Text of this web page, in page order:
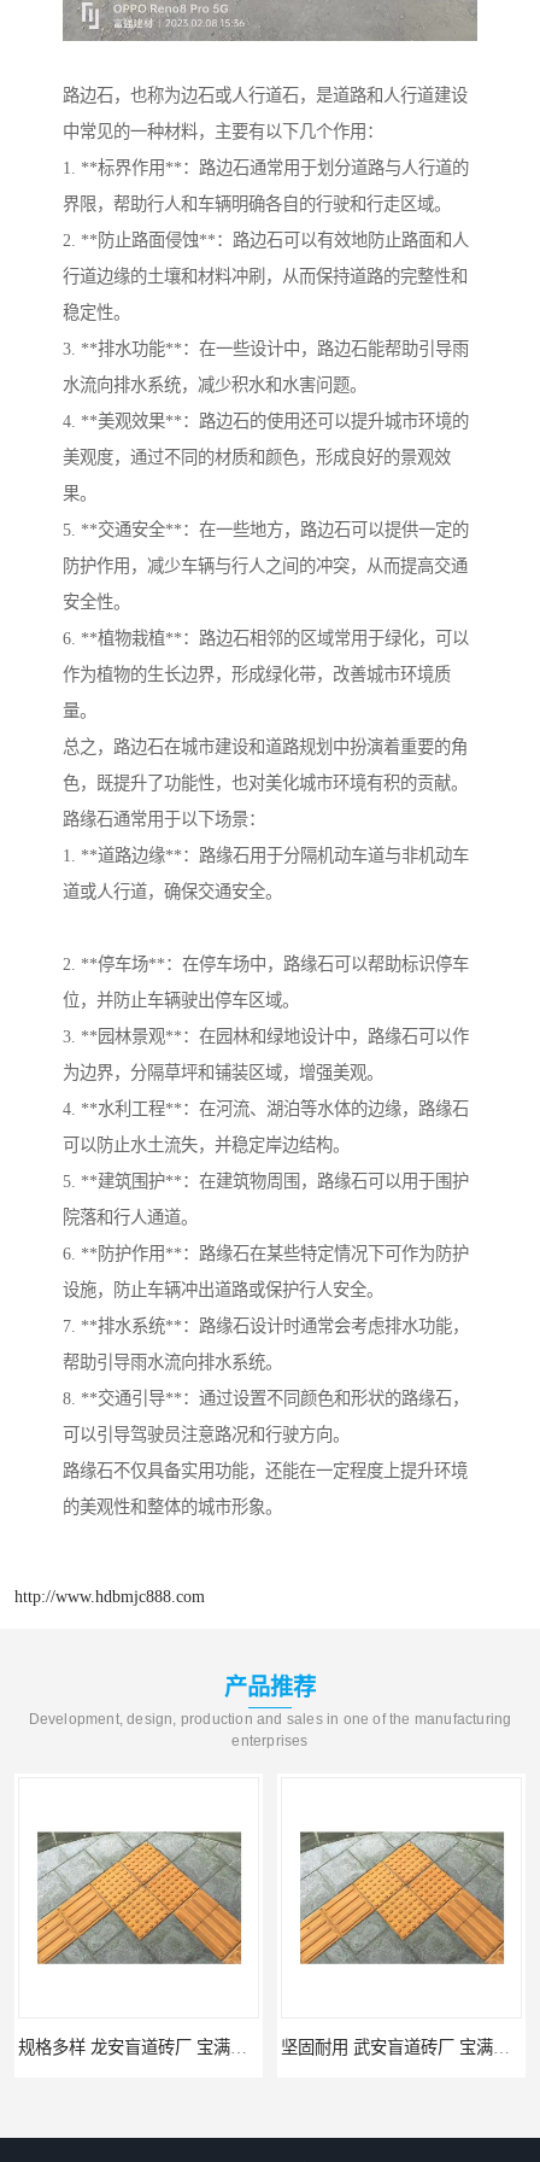
路边石，也称为边石或人行道石，是道路和人行道建设
中常见的一种材料，主要有以下几个作用：
1. **标界作用**：路边石通常用于划分道路与人行道的
界限，帮助行人和车辆明确各自的行驶和行走区域。
2. **防止路面侵蚀**：路边石可以有效地防止路面和人
行道边缘的土壤和材料冲刷，从而保持道路的完整性和
稳定性。
3. **排水功能**：在一些设计中，路边石能帮助引导雨
水流向排水系统，减少积水和水害问题。
4. **美观效果**：路边石的使用还可以提升城市环境的
美观度，通过不同的材质和颜色，形成良好的景观效
果。
5. **交通安全**：在一些地方，路边石可以提供一定的
防护作用，减少车辆与行人之间的冲突，从而提高交通
安全性。
6. **植物栽植**：路边石相邻的区域常用于绿化，可以
作为植物的生长边界，形成绿化带，改善城市环境质
量。
总之，路边石在城市建设和道路规划中扮演着重要的角
色，既提升了功能性，也对美化城市环境有积的贡献。
路缘石通常用于以下场景：
1. **道路边缘**：路缘石用于分隔机动车道与非机动车
道或人行道，确保交通安全。
2. **停车场**：在停车场中，路缘石可以帮助标识停车
位，并防止车辆驶出停车区域。
3. **园林景观**：在园林和绿地设计中，路缘石可以作
为边界，分隔草坪和铺装区域，增强美观。
4. **水利工程**：在河流、湖泊等水体的边缘，路缘石
可以防止水土流失，并稳定岸边结构。
5. **建筑围护**：在建筑物周围，路缘石可以用于围护
院落和行人通道。
6. **防护作用**：路缘石在某些特定情况下可作为防护
设施，防止车辆冲出道路或保护行人安全。
7. **排水系统**：路缘石设计时通常会考虑排水功能，
帮助引导雨水流向排水系统。
8. **交通引导**：通过设置不同颜色和形状的路缘石，
可以引导驾驶员注意路况和行驶方向。
路缘石不仅具备实用功能，还能在一定程度上提升环境
的美观性和整体的城市形象。
http://www.hdbmjc888.com
产品推荐
Development, design, production and sales in one of the manufacturing
enterprises
规格多样 龙安盲道砖厂 宝满建材 坚固耐用 武安盲道砖厂 宝满建材